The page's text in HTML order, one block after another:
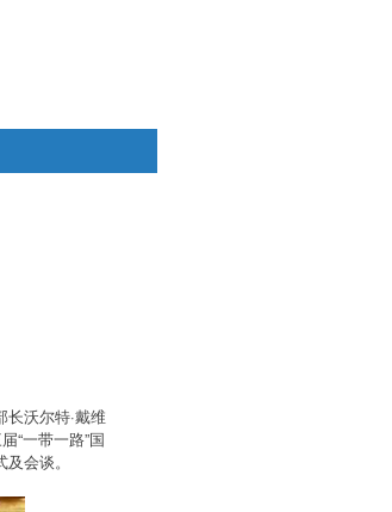
沃尔特·戴维
“一带一路”国
会谈。